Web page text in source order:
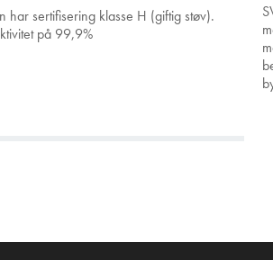
har sertifisering klasse H (giftig støv).
på 99,9%